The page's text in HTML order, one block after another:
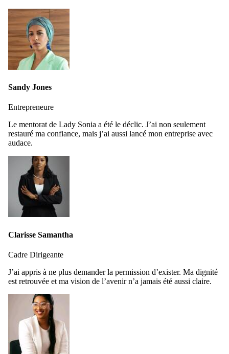
Sandy Jones
Entrepreneure
Le mentorat de Lady Sonia a été le déclic. J’ai non seulement
restauré ma confiance, mais j’ai aussi lancé mon entreprise avec
audace.
Clarisse Samantha
Cadre Dirigeante
J’ai appris à ne plus demander la permission d’exister. Ma dignité
est retrouvée et ma vision de l’avenir n’a jamais été aussi claire.